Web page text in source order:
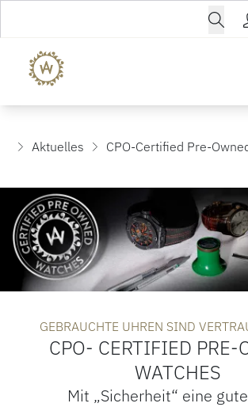
Aktuelles CPO-Certified Pre-
GEBRAUCHTE UHREN SIND
CPO- CERTIFIED PRE-
WATCHES
Mit „Sicherheit“ eine